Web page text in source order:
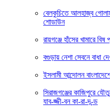
বেলকুচিতে আলহাজ্ব
শোডাউন
রায়গঞ্জে হাঁসের খামারে
বগুড়ায় নেশা সেবনে বাধা
ইসলামী আন্দোলন
সিরাজগঞ্জের কাজিপুরে
যাব-জ্জী-বন কা-রা-দ-ন্ড